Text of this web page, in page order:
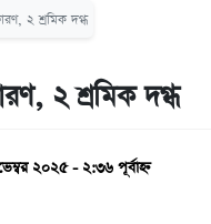
২ শ্রমিক দগ্ধ
২ শ্রমিক দগ্ধ
২০২৫ - ২:৩৬ পূর্বাহ্ন